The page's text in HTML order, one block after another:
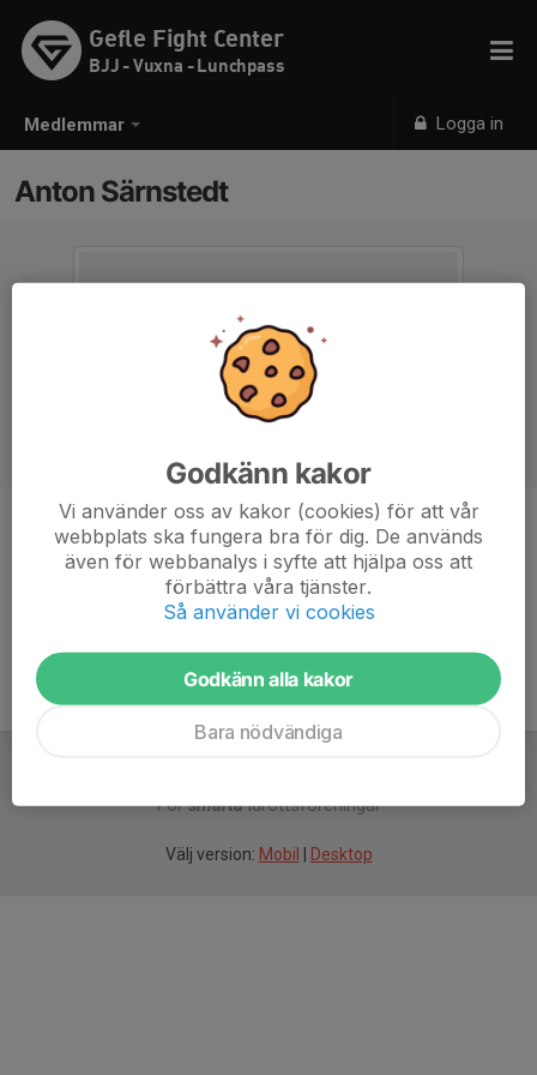
Medlemmar Logga in
Gefle Fight Center
BJJ - Vuxna - Lunchpass
Anton Särnstedt
Titel
Tränare
37 år
Försmartaidrottsföreningar
Välj version: Mobil Desktop
Godkänn kakor
Vi använder oss av kakor (cookies) för att vår
webbplats ska fungera bra för dig. De används
även för webbanalys i syfte att hjälpa oss att
förbättra våra tjänster.
Så använder vi cookies
Godkänn alla kakor
Bara nödvändiga